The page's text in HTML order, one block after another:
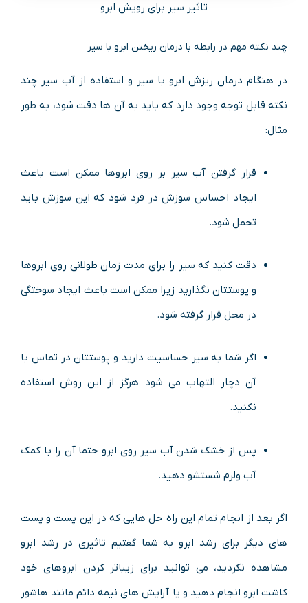
تاثیر سیر برای رویش ابرو
چند نکته مهم در رابطه با درمان ریختن ابرو با سیر
در هنگام درمان ریزش ابرو با سیر و استفاده از آب سیر چند
نکته قابل توجه وجود دارد که باید به آن ها دقت شود، به طور
مثال:
قرار گرفتن آب سیر بر روی ابروها ممکن است باعث
ایجاد احساس سوزش در فرد شود که این سوزش باید
تحمل شود.
دقت کنید که سیر را برای مدت زمان طولانی روی ابروها
و پوستتان نگذارید زیرا ممکن است باعث ایجاد سوختگی
در محل قرار گرفته شود.
اگر شما به سیر حساسیت دارید و پوستتان در تماس با
آن دچار التهاب می شود هرگز از این روش استفاده
نکنید.
پس از خشک شدن آب سیر روی ابرو حتما آن را با کمک
آب ولرم شستشو دهید.
اگر بعد از انجام تمام این راه حل هایی که در این پست و پست
های دیگر برای رشد ابرو به شما گفتیم تاثیری در رشد ابرو
مشاهده نکردید، می توانید برای زیباتر کردن ابروهای خود
کاشت ابرو انجام دهید و یا آرایش های نیمه دائم مانند هاشور